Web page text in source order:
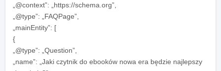
„@context”: „https://schema.org”,
„@type”: „FAQPage”,
„mainEntity”: [
{
„@type”: „Question”,
„name”: „Jaki czytnik do ebooków nowa era będzie najlepszy